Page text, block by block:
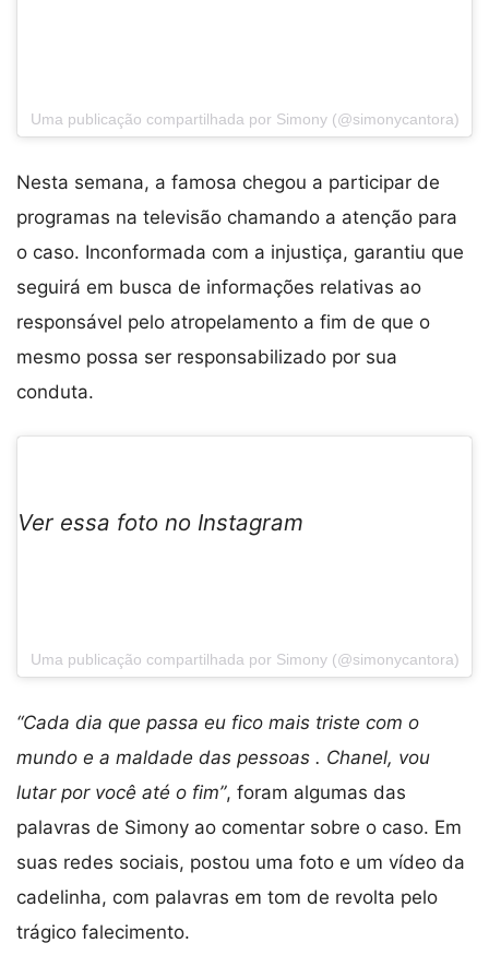
Uma publicação compartilhada por Simony (@simonycantora)
Nesta semana, a famosa chegou a participar de
programas na televisão chamando a atenção para
o caso. Inconformada com a injustiça, garantiu que
seguirá em busca de informações relativas ao
responsável pelo atropelamento a fim de que o
mesmo possa ser responsabilizado por sua
conduta.
Ver essa foto no Instagram
Uma publicação compartilhada por Simony (@simonycantora)
“Cada dia que passa eu fico mais triste com o
mundo e a maldade das pessoas . Chanel, vou
lutar por você até o fim”, foram algumas das
palavras de Simony ao comentar sobre o caso. Em
suas redes sociais, postou uma foto e um vídeo da
cadelinha, com palavras em tom de revolta pelo
trágico falecimento.